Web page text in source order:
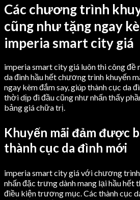
Các chương trình
cũng như tặng ngay
imperia smart city giá
imperia smart city giá luôn thi công đề
da đình hầu hết chương trình khuyến
ngay kèm đắm say, giúp thành cục da
thời dịp đi đầu cũng như nhấn thấy
bảng giá chữa trị.
Khuyến mãi đảm được
thành cục da đình mới
imperia smart city giá với chương
nhấn đặc trưng dành mang lại hầu hết
điều kiện trương mục. Các thành cục